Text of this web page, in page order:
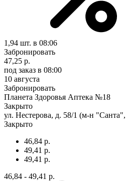
1,94 шт. в 08:06
Забронировать
47,25 р.
под заказ в 08:00
10 августа
Забронировать
Планета Здоровья Аптека №18
Закрыто
ул. Нестерова, д. 58/1 (м-н
Закрыто
46,84 р.
49,41 р.
49,41 р.
46,84 - 49,41 р.